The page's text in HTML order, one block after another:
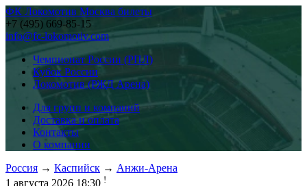
ФК Локомотив Москва билеты
+7 (495) 669-85-15
info@fc-lokomotiv.com
Чемпионат России (РПЛ)
Кубок России
Локомотив (РЖД Арена)
Для групп и компаний
Доставка и оплата
Контакты
О компании
Россия → Каспийск → Анжи-Арена
1 августа 2026 18:30 !